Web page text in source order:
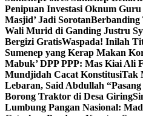
Penipuan Investasi Oknum Guru
Masjid’ Jadi SorotanBerbanding
Wali Murid di Ganding Justru
Bergizi GratisWaspada! Inilah
Sumenep yang Kerap Makan
Mabuk’ DPP PPP: Mas Kiai Ali
Mundjidah Cacat KonstitusiTak
Lebaran, Said Abdullah
Borong Traktor di Desa Giring
Lumbung Pangan Nasional: